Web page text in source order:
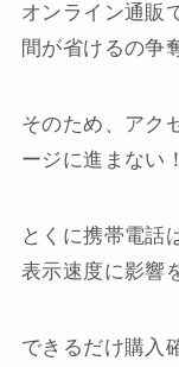
オンライン通販
間が省けるの争
そのため、アク
ージに進まない
とくに携帯電話
表示速度に影響
できるだけ購入